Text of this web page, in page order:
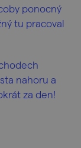
ponocný
tu pracoval
nahoru a
za den!